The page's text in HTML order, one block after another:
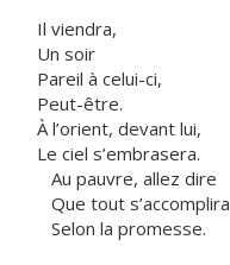
Il viendra,
Un soir
Pareil à celui-ci,
Peut-être.
À l’orient, devant lui,
Le ciel s’embrasera.
Au pauvre, allez dire
Que tout s’accomplira
Selon la promesse.